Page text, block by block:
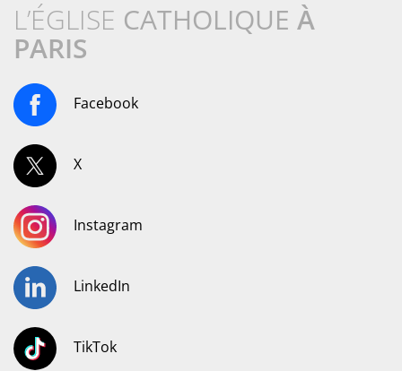
L’ÉGLISE CATHOLIQUE À
PARIS
Facebook
X
Instagram
LinkedIn
TikTok